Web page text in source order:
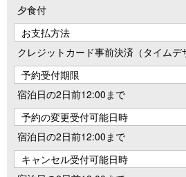
夕食付
お支払方法
クレジットカード事前決済（タイムデ
予約受付期限
宿泊日の2日前12:00まで
予約の変更受付可能日時
宿泊日の2日前12:00まで
キャンセル受付可能日時